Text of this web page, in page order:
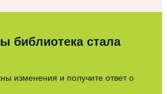
библиотека стала
изменения и получите ответ о